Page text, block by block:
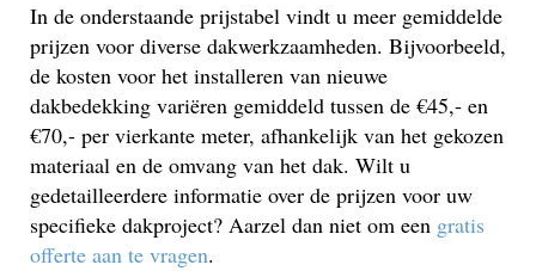
In de onderstaande prijstabel vindt u meer gemiddelde
prijzen voor diverse dakwerkzaamheden. Bijvoorbeeld,
de kosten voor het installeren van nieuwe
dakbedekking variëren gemiddeld tussen de €45,- en
€70,- per vierkante meter, afhankelijk van het gekozen
materiaal en de omvang van het dak. Wilt u
gedetailleerdere informatie over de prijzen voor uw
specifieke dakproject? Aarzel dan niet om een gratis
offerte aan te vragen.